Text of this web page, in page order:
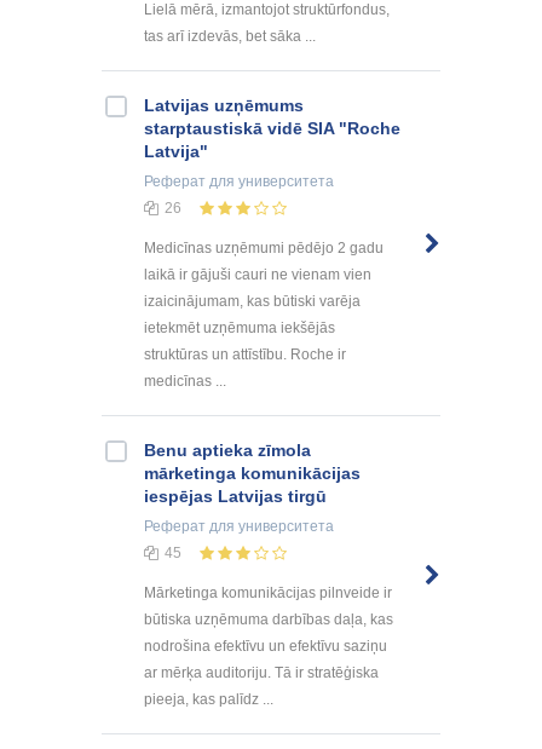
Lielā mērā, izmantojot struktūrfondus,
tas arī izdevās, bet sāka ...
Latvijas uzņēmums
starptaustiskā vidē SIA "Roche
Latvija"
Реферат для университета
26
Medicīnas uzņēmumi pēdējo 2 gadu
laikā ir gājuši cauri ne vienam vien
izaicinājumam, kas būtiski varēja
ietekmēt uzņēmuma iekšējās
struktūras un attīstību. Roche ir
medicīnas ...
Benu aptieka zīmola
mārketinga komunikācijas
iespējas Latvijas tirgū
Реферат для университета
45
Mārketinga komunikācijas pilnveide ir
būtiska uzņēmuma darbības daļa, kas
nodrošina efektīvu un efektīvu saziņu
ar mērķa auditoriju. Tā ir stratēģiska
pieeja, kas palīdz ...